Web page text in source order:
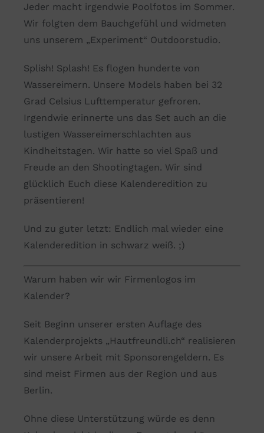
Jeder macht irgendwie Poolfotos im Sommer.
Wir folgten dem Bauchgefühl und widmeten
uns unserem „Experiment“ Outdoorstudio.
Splish! Splash! Es flogen hunderte von
Wassereimern. Unsere Models haben bei 32
Grad Celsius Lufttemperatur gefroren.
Irgendwie erinnerte uns das Set auch an die
lustigen Wassereimerschlachten aus
Kindheitstagen. Wir hatte so viel Spaß und
Freude an den Shootingtagen. Wir sind
glücklich Euch diese Kalenderedition zu
präsentieren!
Und zu guter letzt: Endlich mal wieder eine
Kalenderedition in schwarz weiß. ;)
Warum haben wir wir Firmenlogos im
Kalender?
Seit Beginn unserer ersten Auflage des
Kalenderprojekts „Hautfreundli.ch“ realisieren
wir unsere Arbeit mit Sponsorengeldern. Es
sind meist Firmen aus der Region und aus
Berlin.
Ohne diese Unterstützung würde es denn